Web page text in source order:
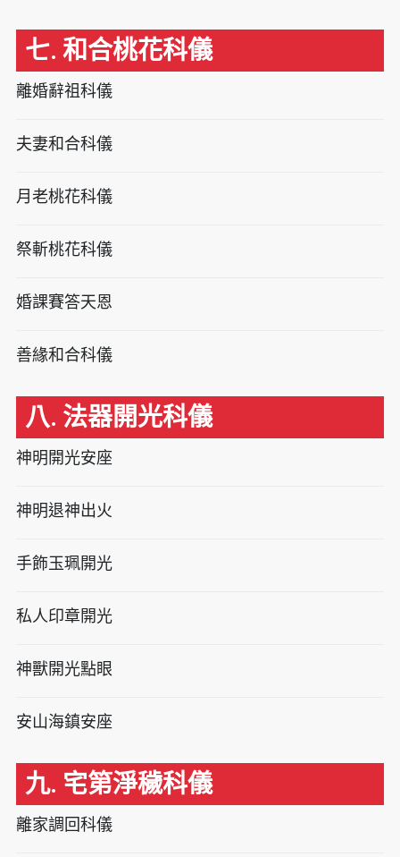
七. 和合桃花科儀
離婚辭祖科儀
夫妻和合科儀
月老桃花科儀
祭斬桃花科儀
婚課賽答天恩
善緣和合科儀
八. 法器開光科儀
神明開光安座
神明退神出火
手飾玉珮開光
私人印章開光
神獸開光點眼
安山海鎮安座
九. 宅第淨穢科儀
離家調回科儀